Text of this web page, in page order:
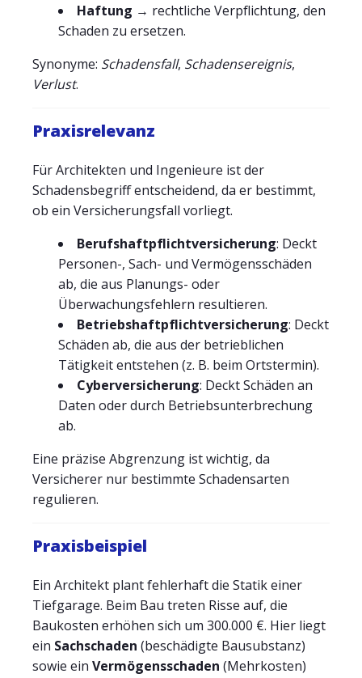
Haftung → rechtliche Verpflichtung, den
Schaden zu ersetzen.
Synonyme: Schadensfall, Schadensereignis,
Verlust.
Praxisrelevanz
Für Architekten und Ingenieure ist der
Schadensbegriff entscheidend, da er bestimmt,
ob ein Versicherungsfall vorliegt.
Berufshaftpflichtversicherung: Deckt
Personen-, Sach- und Vermögensschäden
ab, die aus Planungs- oder
Überwachungsfehlern resultieren.
Betriebshaftpflichtversicherung: Deckt
Schäden ab, die aus der betrieblichen
Tätigkeit entstehen (z. B. beim Ortstermin).
Cyberversicherung: Deckt Schäden an
Daten oder durch Betriebsunterbrechung
ab.
Eine präzise Abgrenzung ist wichtig, da
Versicherer nur bestimmte Schadensarten
regulieren.
Praxisbeispiel
Ein Architekt plant fehlerhaft die Statik einer
Tiefgarage. Beim Bau treten Risse auf, die
Baukosten erhöhen sich um 300.000 €. Hier liegt
ein Sachschaden (beschädigte Bausubstanz)
sowie ein Vermögensschaden (Mehrkosten)